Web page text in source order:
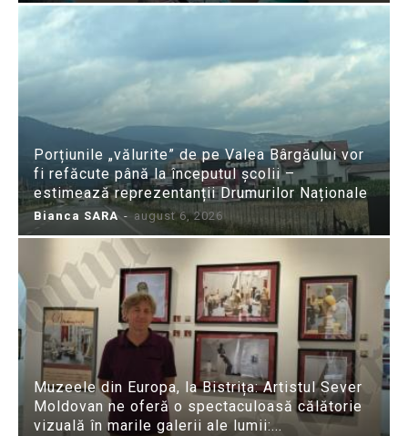
Porțiunile „vălurite” de pe Valea Bârgăului vor
fi refăcute până la începutul școlii –
estimează reprezentanții Drumurilor Naționale
Bianca SARA - august 6, 2026
Muzeele din Europa, la Bistrița: Artistul Sever
Moldovan ne oferă o spectaculoasă călătorie
vizuală în marile galerii ale lumii:...